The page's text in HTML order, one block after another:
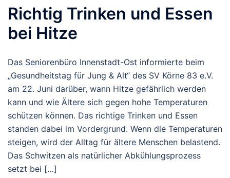
Richtig Trinken und Essen
bei Hitze
Das Seniorenbüro Innenstadt-Ost informierte beim
„Gesundheitstag für Jung & Alt“ des SV Körne 83 e.V.
am 22. Juni darüber, wann Hitze gefährlich werden
kann und wie Ältere sich gegen hohe Temperaturen
schützen können. Das richtige Trinken und Essen
standen dabei im Vordergrund. Wenn die Temperaturen
steigen, wird der Alltag für ältere Menschen belastend.
Das Schwitzen als natürlicher Abkühlungsprozess
setzt bei […]